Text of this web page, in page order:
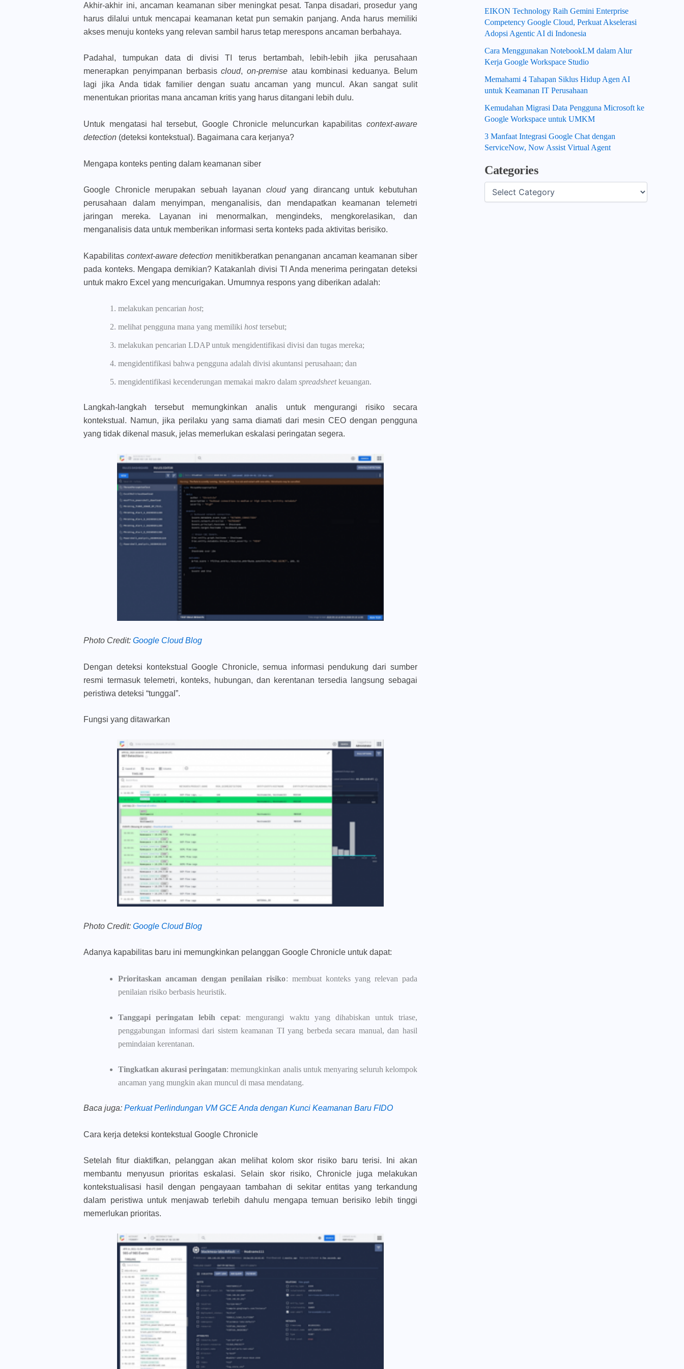
Akhir-akhir ini, ancaman keamanan siber meningkat pesat. Tanpa disadari, prosedur yang
harus dilalui untuk mencapai keamanan ketat pun semakin panjang. Anda harus memiliki
akses menuju konteks yang relevan sambil harus tetap merespons ancaman berbahaya.
Padahal, tumpukan data di divisi TI terus bertambah, lebih-lebih jika perusahaan
menerapkan penyimpanan berbasiscloud,on-premise atau kombinasi keduanya. Belum
lagi jika Anda tidak familier dengan suatu ancaman yang muncul. Akan sangat sulit
menentukan prioritas mana ancaman kritis yang harus ditangani lebih dulu.
Untuk mengatasi hal tersebut, Google Chronicle meluncurkan kapabilitas context-aware
detection (deteksi kontekstual). Bagaimana cara kerjanya?
Mengapa konteks penting dalam keamanan siber
Google Chronicle merupakan sebuah layanan cloudyang dirancang untuk kebutuhan
perusahaan dalam menyimpan, menganalisis, dan mendapatkan keamanan telemetri
jaringan mereka. Layanan ini menormalkan, mengindeks, mengkorelasikan, dan
menganalisis data untuk memberikan informasi serta konteks pada aktivitas berisiko.
Kapabilitas context-aware detection menitikberatkan penanganan ancaman keamanan siber
pada konteks. Mengapa demikian? Katakanlah divisi TI Anda menerima peringatan deteksi
untuk makro Excel yang mencurigakan. Umumnya respons yang diberikan adalah:
melakukan pencarian host;
melihat pengguna mana yang memiliki hosttersebut;
melakukan pencarian LDAP untuk mengidentifikasi divisi dan tugas mereka;
mengidentifikasi bahwa pengguna adalah divisi akuntansi perusahaan; dan
mengidentifikasi kecenderungan memakai makro dalamspreadsheetkeuangan.
Langkah-langkah tersebut memungkinkan analis untuk mengurangi risiko secara
kontekstual. Namun, jika perilaku yang sama diamati dari mesin CEO dengan pengguna
yang tidak dikenal masuk, jelas memerlukan eskalasi peringatan segera.
Photo Credit: Google Cloud Blog
Dengan deteksi kontekstual Google Chronicle, semua informasi pendukung dari sumber
resmi termasuk telemetri, konteks, hubungan, dan kerentanan tersedia langsung sebagai
peristiwa deteksi “tunggal”.
Fungsi yang ditawarkan
Photo Credit: Google Cloud Blog
Adanya kapabilitas baru ini memungkinkan pelanggan Google Chronicle untuk dapat:
Prioritaskan ancaman dengan penilaian risiko: membuat konteks yang relevan pada
penilaian risiko berbasis heuristik.
Tanggapi peringatan lebih cepat: mengurangi waktu yang dihabiskan untuk triase,
penggabungan informasi dari sistem keamanan TI yang berbeda secara manual, dan hasil
pemindaian kerentanan.
Tingkatkan akurasi peringatan: memungkinkan analis untuk menyaring seluruh kelompok
ancaman yang mungkin akan muncul di masa mendatang.
Baca juga: Perkuat Perlindungan VM GCE Anda dengan Kunci Keamanan Baru FIDO
Cara kerja deteksi kontekstual Google Chronicle
Setelah fitur diaktifkan, pelanggan akan melihat kolom skor risiko baru terisi. Ini akan
membantu menyusun prioritas eskalasi. Selain skor risiko, Chronicle juga melakukan
kontekstualisasi hasil dengan pengayaan tambahan di sekitar entitas yang terkandung
dalam peristiwa untuk menjawab terlebih dahulu mengapa temuan berisiko lebih tinggi
memerlukan prioritas.
EIKON Technology Raih Gemini Enterprise
Competency Google Cloud, Perkuat Akselerasi
Adopsi Agentic AI di Indonesia
Cara Menggunakan NotebookLM dalam Alur
Kerja Google Workspace Studio
Memahami 4 Tahapan Siklus Hidup Agen AI
untuk Keamanan IT Perusahaan
Kemudahan Migrasi Data Pengguna Microsoft ke
Google Workspace untuk UMKM
3 Manfaat Integrasi Google Chat dengan
ServiceNow, Now Assist Virtual Agent
Categories